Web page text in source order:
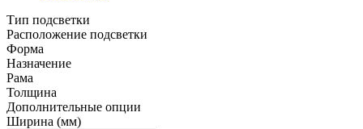
Тип подсветки
Расположение подсветки
Форма
Назначение
Рама
Толщина
Дополнительные опции
Ширина (мм)